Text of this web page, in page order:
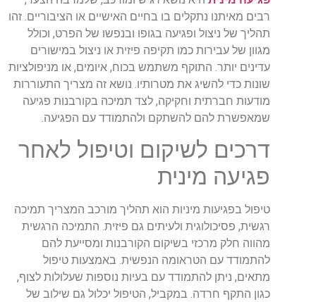
רבים מאיתנו נתקלים בו בחיים האישיים או הציבוריים. זהו
תהליך של ניצול ופגיעה בגופו ובנפשו של הפרט, וכולל
מגוון של עבירות כמו תקיפה פיזית או ניצול במישורים
עדינים יותר. התוקף משתמש בכוח, איומים, או מניפולציות
שונות כדי להשיג את מטרותיו. נושא זה מצריך התעוררות
מודעות חברתית וחקיקה, לצד תמיכה בקורבנות פגיעה
שמאפשרת להם להשתקם ולהתמודד עם הפגיעה.
דרכים לשיקום וטיפול לאחר
פגיעה מינית
טיפול בפגיעות מיניות הוא תהליך מורכב המצריך תמיכה
רגשית, פסיכולוגית ולעיתים גם פיזית. התמיכה הרגשית
מהווה חלק מרכזי בשיקום הקורבנות ומסייעת להם
להתמודד עם הטראומה הנפשית. באמצעות טיפול
מתאים, ניתן להתמודד עם בעיות נוספות שעלולות לצוף,
כגון התקף חרדה. במקביל, הטיפול יכלול גם שילוב של